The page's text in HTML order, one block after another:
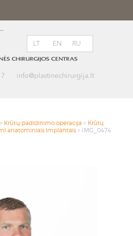
info@plastinechirurgija.lt
LT EN RU
> Krūtų padidinimo operacija > Krūtų
anatominiais implantais > IMG_0474